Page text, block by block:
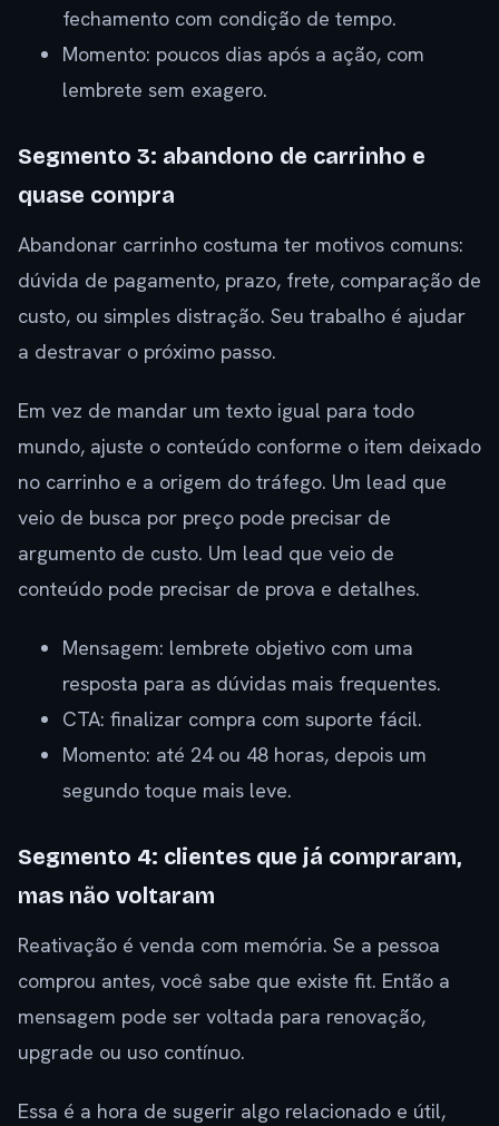
fechamento com condição de tempo.
Momento: poucos dias após a ação, com
lembrete sem exagero.
Segmento 3: abandono de carrinho e
quase compra
Abandonar carrinho costuma ter motivos comuns:
dúvida de pagamento, prazo, frete, comparação de
custo, ou simples distração. Seu trabalho é ajudar
a destravar o próximo passo.
Em vez de mandar um texto igual para todo
mundo, ajuste o conteúdo conforme o item deixado
no carrinho e a origem do tráfego. Um lead que
veio de busca por preço pode precisar de
argumento de custo. Um lead que veio de
conteúdo pode precisar de prova e detalhes.
Mensagem: lembrete objetivo com uma
resposta para as dúvidas mais frequentes.
CTA: finalizar compra com suporte fácil.
Momento: até 24 ou 48 horas, depois um
segundo toque mais leve.
Segmento 4: clientes que já compraram,
mas não voltaram
Reativação é venda com memória. Se a pessoa
comprou antes, você sabe que existe fit. Então a
mensagem pode ser voltada para renovação,
upgrade ou uso contínuo.
Essa é a hora de sugerir algo relacionado e útil,